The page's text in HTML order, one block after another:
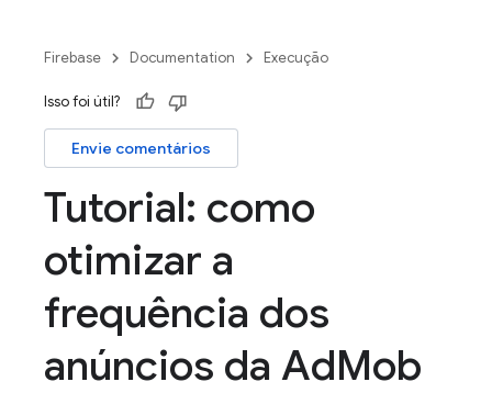
Firebase Documentation Execução
Isso foi útil?
Envie comentários
Tutorial: como
otimizar a
frequência dos
anúncios da AdMob